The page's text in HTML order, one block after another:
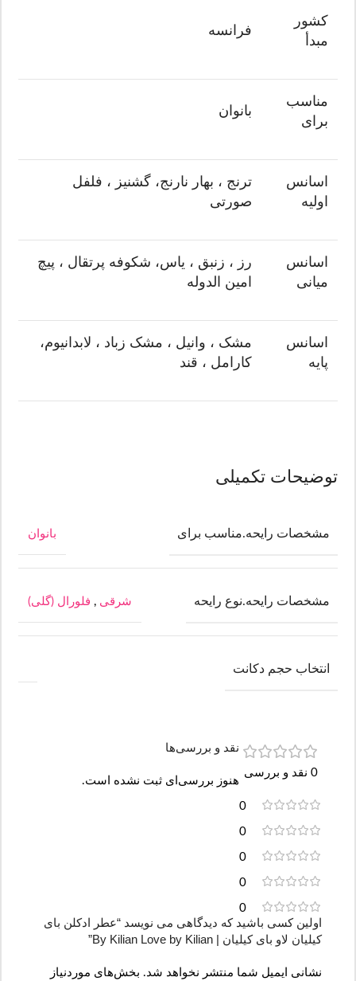
کشور
مبدأ
فرانسه
مناسب
برای
بانوان
اسانس
اولیه
ترنج ، بهار نارنج، گشنیز ، فلفل
صورتی
اسانس
میانی
رز ، زنبق ، یاس، شکوفه پرتقال ، پیچ
امین الدوله
اسانس
پایه
مشک ، وانیل ، مشک زباد ، لابدانیوم،
کارامل ، قند
توضیحات تکمیلی
مشخصات رایحه.مناسب برای بانوان
مشخصات رایحه.نوع رایحه شرقی , فلورال (گلی)
انتخاب حجم دکانت
0 نقد و بررسی
0
0
0
0
0
نقد و بررسی‌ها
هنوز بررسی‌ای ثبت نشده است.
اولین کسی باشید که دیدگاهی می نویسد “عطر ادکلن بای
کیلیان لاو بای کیلیان | By Kilian Love by Kilian”
نشانی ایمیل شما منتشر نخواهد شد. بخش‌های موردنیاز